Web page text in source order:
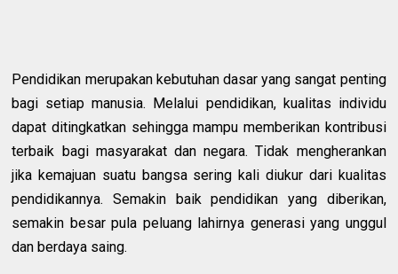
Pendidikan merupakan kebutuhan dasar yang sangat penting
bagi setiap manusia. Melalui pendidikan, kualitas individu
dapat ditingkatkan sehingga mampu memberikan kontribusi
terbaik bagi masyarakat dan negara. Tidak mengherankan
jika kemajuan suatu bangsa sering kali diukur dari kualitas
pendidikannya. Semakin baik pendidikan yang diberikan,
semakin besar pula peluang lahirnya generasi yang unggul
dan berdaya saing.